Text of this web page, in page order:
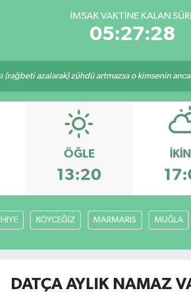
İMSAK VAKTINE KALAN
05:27:28
(rağbeti azalarak) zühdü artmazsa o kimsenin
ÖĞLE
13:20
KÖYCEĞİZ MARMARİS MUĞLA
DATÇA AYLIK NAMAZ